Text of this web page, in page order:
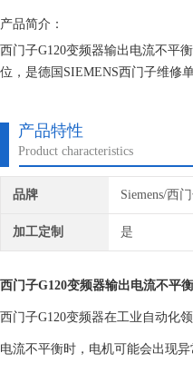
产品简介：
西门子G120变频器输出电流不平
位，是德国SIEMENS西门子维修
产品特性
Product characteristics
品牌 Siemens/西
加工定制 是
西门子G120变频器输出电流不平
西门子G120变频器在工业自动化
电流不平衡时，电机可能会出现